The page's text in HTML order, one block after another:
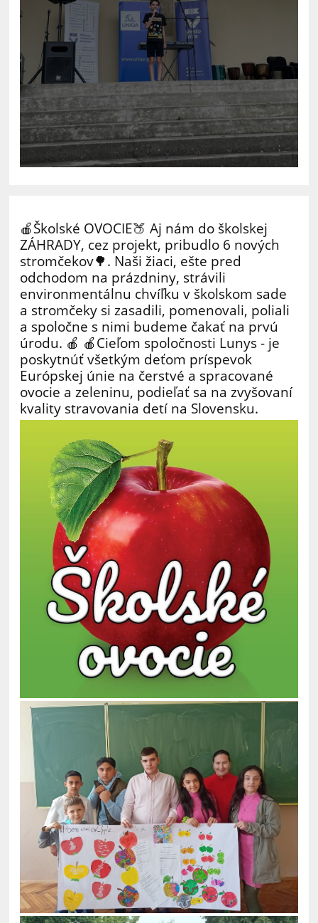
🍎Školské OVOCIE🍑 Aj nám do školskej
ZÁHRADY, cez projekt, pribudlo 6 nových
stromčekov🌳. Naši žiaci, ešte pred
odchodom na prázdniny, strávili
environmentálnu chvíľku v školskom sade
a stromčeky si zasadili, pomenovali, poliali
a spoločne s nimi budeme čakať na prvú
úrodu. 🍎 🍎Cieľom spoločnosti Lunys - je
poskytnúť všetkým deťom príspevok
Európskej únie na čerstvé a spracované
ovocie a zeleninu, podieľať sa na zvyšovaní
kvality stravovania detí na Slovensku.